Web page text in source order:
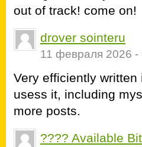
out of track! come on!
drover sointeru
11 февраля 2026 -
Very efficiently
usess it, including
more posts.
???? Available